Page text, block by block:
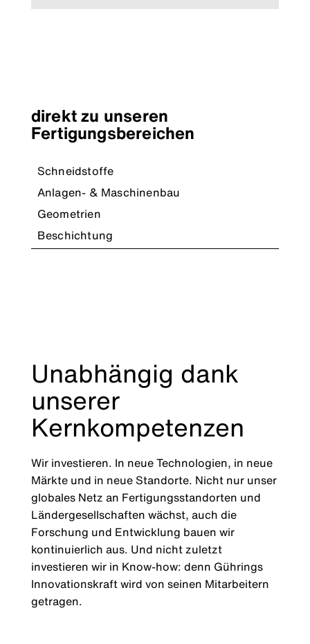
direkt zu unseren
Fertigungsbereichen
Schneidstoffe
Anlagen- & Maschinenbau
Geometrien
Beschichtung
Unabhängig dank
unserer
Kernkompetenzen
Wir investieren. In neue Technologien, in neue
Märkte und in neue Standorte. Nicht nur unser
globales Netz an Fertigungsstandorten und
Ländergesellschaften wächst, auch die
Forschung und Entwicklung bauen wir
kontinuierlich aus. Und nicht zuletzt
investieren wir in Know-how: denn Gührings
Innovationskraft wird von seinen Mitarbeitern
getragen.